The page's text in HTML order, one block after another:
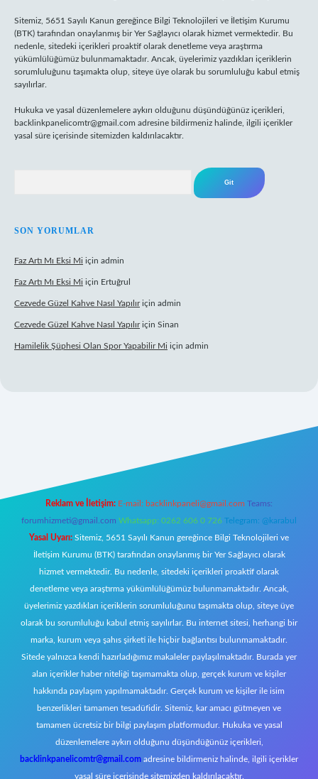
Sitemiz, 5651 Sayılı Kanun gereğince Bilgi Teknolojileri ve İletişim Kurumu
(BTK) tarafından onaylanmış bir Yer Sağlayıcı olarak hizmet vermektedir. Bu
nedenle, sitedeki içerikleri proaktif olarak denetleme veya araştırma
yükümlülüğümüz bulunmamaktadır. Ancak, üyelerimiz yazdıkları içeriklerin
sorumluluğunu taşımakta olup, siteye üye olarak bu sorumluluğu kabul etmiş
sayılırlar.
Hukuka ve yasal düzenlemelere aykırı olduğunu düşündüğünüz içerikleri,
backlinkpanelicomtr@gmail.com adresine bildirmeniz halinde, ilgili içerikler
yasal süre içerisinde sitemizden kaldırılacaktır.
SON YORUMLAR
Faz Artı Mı Eksi Mi için admin
Faz Artı Mı Eksi Mi için Ertuğrul
Cezvede Güzel Kahve Nasıl Yapılıriçin admin
Cezvede Güzel Kahve Nasıl Yapılıriçin Sinan
Hamilelik Şüphesi Olan Spor Yapabilir Mi için admin
Reklam ve İletişim: E-mail: backlinkpaneli@gmail.com Teams:
forumhizmeti@gmail.com Whatsapp: 0262 606 0 726 Telegram: @karabul
Yasal Uyarı: Sitemiz, 5651 Sayılı Kanun gereğince Bilgi Teknolojileri ve
İletişim Kurumu (BTK) tarafından onaylanmış bir Yer Sağlayıcı olarak
hizmet vermektedir. Bu nedenle, sitedeki içerikleri proaktif olarak
denetleme veya araştırma yükümlülüğümüz bulunmamaktadır. Ancak,
üyelerimiz yazdıkları içeriklerin sorumluluğunu taşımakta olup, siteye üye
olarak bu sorumluluğu kabul etmiş sayılırlar. Bu internet sitesi, herhangi bir
marka, kurum veya şahıs şirketi ile hiçbir bağlantısı bulunmamaktadır.
Sitede yalnızca kendi hazırladığımız makaleler paylaşılmaktadır. Burada yer
alan içerikler haber niteliği taşımamakta olup, gerçek kurum ve kişiler
hakkında paylaşım yapılmamaktadır. Gerçek kurum ve kişiler ile isim
benzerlikleri tamamen tesadüfidir. Sitemiz, kar amacı gütmeyen ve
tamamen ücretsiz bir bilgi paylaşım platformudur. Hukuka ve yasal
düzenlemelere aykırı olduğunu düşündüğünüz içerikleri,
backlinkpanelicomtr@gmail.com adresine bildirmeniz halinde, ilgili içerikler
yasal süre içerisinde sitemizden kaldırılacaktır.